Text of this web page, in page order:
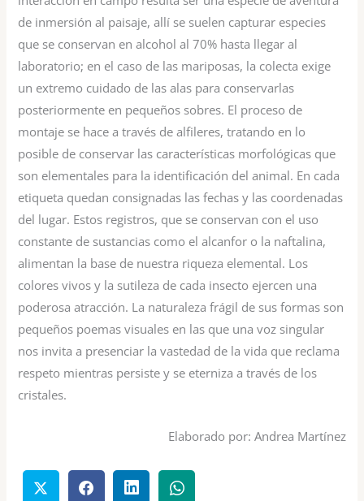
de inmersión al paisaje, allí se suelen capturar especies
que se conservan en alcohol al 70% hasta llegar al
laboratorio; en el caso de las mariposas, la colecta exige
un extremo cuidado de las alas para conservarlas
posteriormente en pequeños sobres. El proceso de
montaje se hace a través de alfileres, tratando en lo
posible de conservar las características morfológicas que
son elementales para la identificación del animal. En cada
etiqueta quedan consignadas las fechas y las coordenadas
del lugar. Estos registros, que se conservan con el uso
constante de sustancias como el alcanfor o la naftalina,
alimentan la base de nuestra riqueza elemental. Los
colores vivos y la sutileza de cada insecto ejercen una
poderosa atracción. La naturaleza frágil de sus formas son
pequeños poemas visuales en las que una voz singular
nos invita a presenciar la vastedad de la vida que reclama
respeto mientras persiste y se eterniza a través de los
cristales.
Elaborado por: Andrea Martínez